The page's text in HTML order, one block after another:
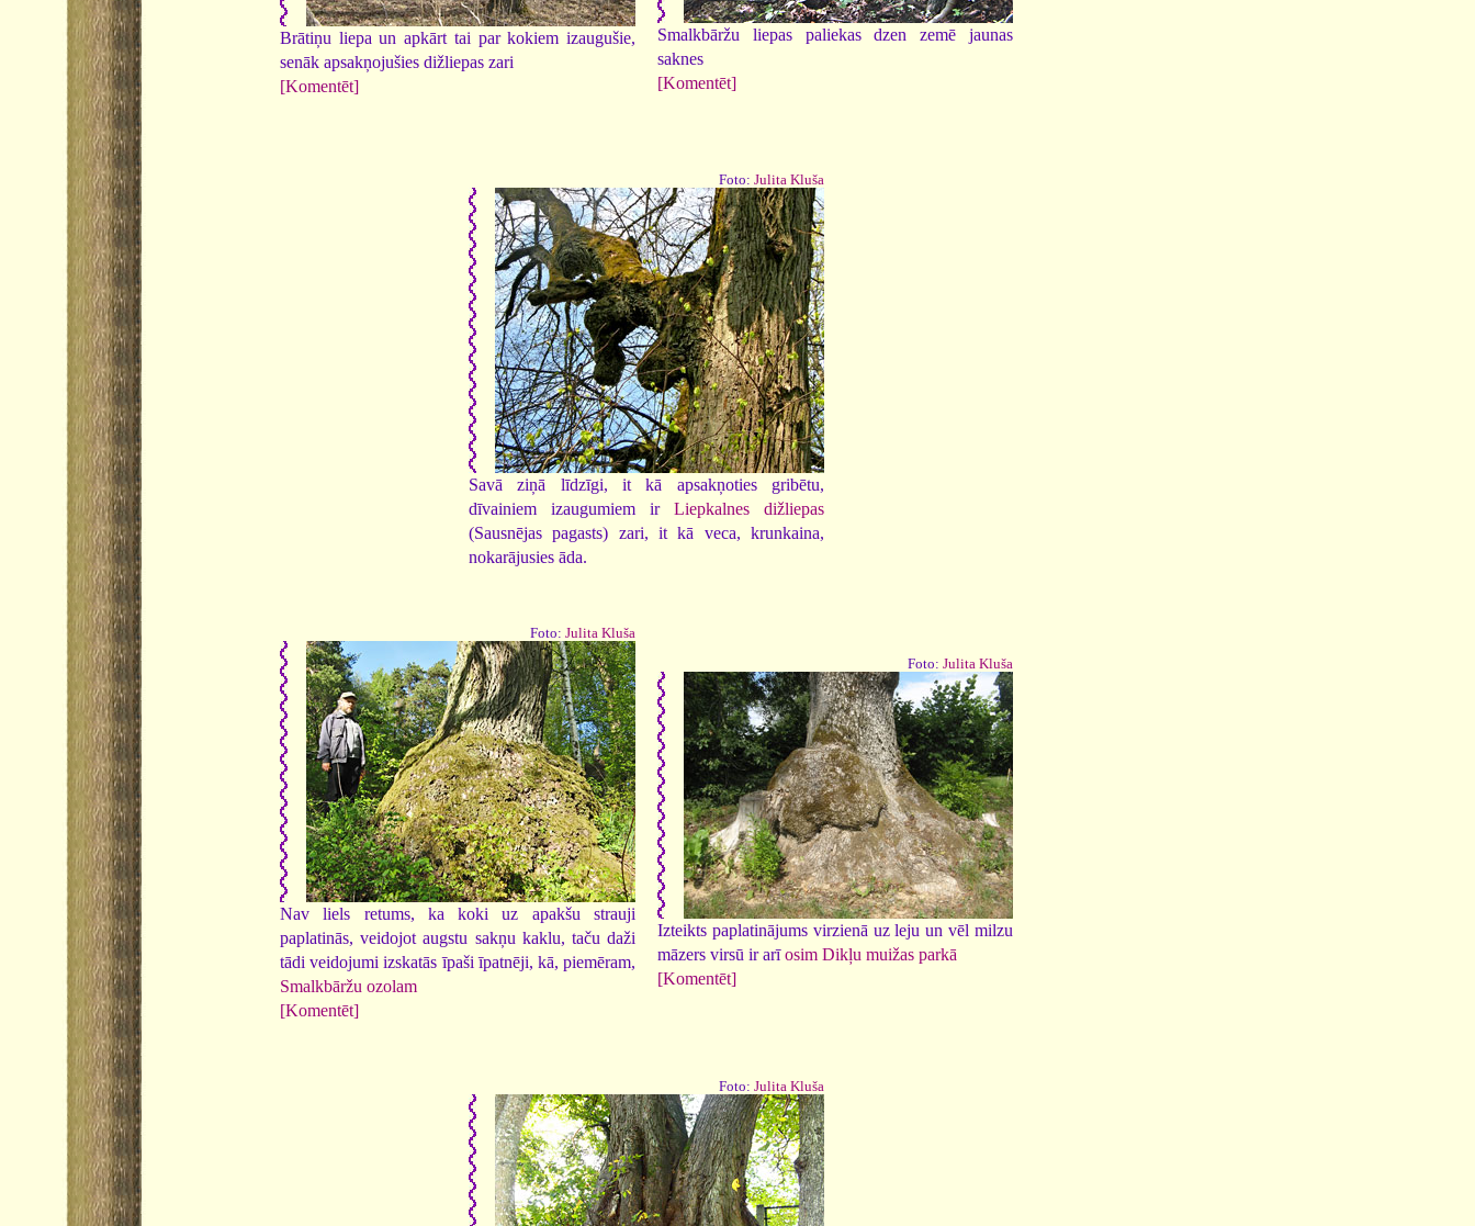
Brātiņu liepa un apkārt tai par kokiem izaugušie,
senāk apsakņojušies dižliepas zari
[Komentēt]
Smalkbāržu liepas paliekas dzen zemē jaunas
saknes
[Komentēt]
Foto: Julita Kluša
Savā ziņā līdzīgi, it kā apsakņoties gribētu,
dīvainiem izaugumiem ir Liepkalnes dižliepas
(Sausnējas pagasts) zari, it kā veca, krunkaina,
nokarājusies āda.
Foto: Julita Kluša
Nav liels retums, ka koki uz apakšu strauji
paplatinās, veidojot augstu sakņu kaklu, taču daži
tādi veidojumi izskatās īpaši īpatnēji, kā, piemēram,
Smalkbāržu ozolam
[Komentēt]
Foto: Julita Kluša
Izteikts paplatinājums virzienā uz leju un vēl milzu
māzers virsū ir arīosim Dikļu muižas parkā
[Komentēt]
Foto: Julita Kluša